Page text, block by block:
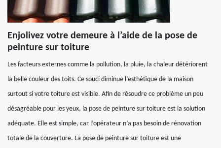
Enjolivez votre demeure à l’aide de la pose de
peinture sur toiture
Les facteurs externes comme la pollution, la pluie, la chaleur détériorent
la belle couleur des toits. Ce souci diminue l’esthétique de la maison
surtout si votre toiture est visible. Afin de résoudre ce problème un peu
désagréable pour les yeux, la pose de peinture sur toiture est la solution
adéquate. Elle est simple, car l’opérateur n’a pas besoin de rénovation
totale de la couverture. La pose de peinture sur toiture est une